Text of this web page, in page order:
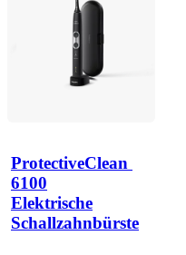
ProtectiveClean
6100
Elektrische
Schallzahnbürste